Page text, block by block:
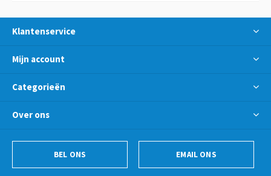
Klantenservice
Mijn account
Categorieën
Over ons
BEL ONS EMAIL ONS